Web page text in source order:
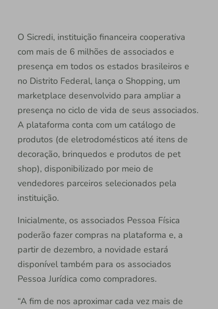
O Sicredi, instituição financeira cooperativa
com mais de 6 milhões de associados e
presença em todos os estados brasileiros e
no Distrito Federal, lança o Shopping, um
marketplace desenvolvido para ampliar a
presença no ciclo de vida de seus associados.
A plataforma conta com um catálogo de
produtos (de eletrodomésticos até itens de
decoração, brinquedos e produtos de pet
shop), disponibilizado por meio de
vendedores parceiros selecionados pela
instituição.
Inicialmente, os associados Pessoa Física
poderão fazer compras na plataforma e, a
partir de dezembro, a novidade estará
disponível também para os associados
Pessoa Jurídica como compradores.
“A fim de nos aproximar cada vez mais de